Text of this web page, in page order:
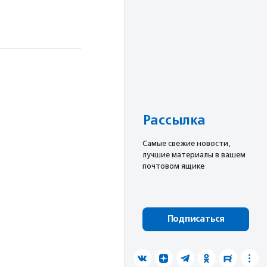
Рассылка
Cамые свежие новости,
лучшие материалы в вашем
почтовом ящике
Подписаться